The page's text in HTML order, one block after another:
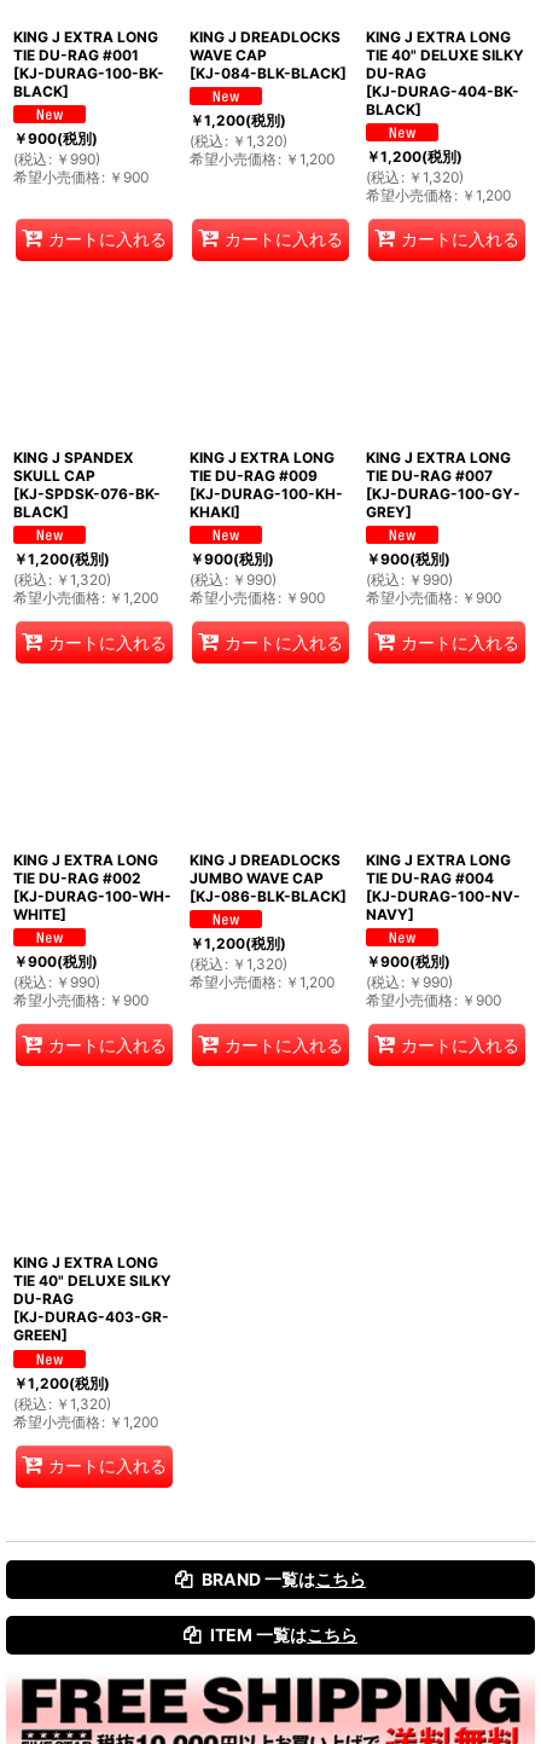
KING J EXTRA LONG
TIE DU-RAG #001
[KJ-DURAG-100-BK-
BLACK]
￥900(税別)
(税込 : ￥ 990)
希望小売価格: ￥ 900
カートに入れる
KING J DREADLOCKS
WAVE CAP
[KJ-084-BLK-BLACK]
￥1,200(税別)
(税込 : ￥ 1,320)
希望小売価格: ￥ 1,200
カートに入れる
KING J EXTRA LONG
TIE 40" DELUXE SILKY
DU-RAG
[KJ-DURAG-404-BK-
BLACK]
￥1,200(税別)
(税込 : ￥ 1,320)
希望小売価格: ￥ 1,200
カートに入れる
KING J SPANDEX
SKULL CAP
[KJ-SPDSK-076-BK-
BLACK]
￥1,200(税別)
(税込 : ￥ 1,320)
希望小売価格: ￥ 1,200
カートに入れる
KING J EXTRA LONG
TIE DU-RAG #009
[KJ-DURAG-100-KH-
KHAKI]
￥900(税別)
(税込 : ￥ 990)
希望小売価格: ￥ 900
カートに入れる
KING J EXTRA LONG
TIE DU-RAG #007
[KJ-DURAG-100-GY-
GREY]
￥900(税別)
(税込 : ￥ 990)
希望小売価格: ￥ 900
カートに入れる
KING J EXTRA LONG
TIE DU-RAG #002
[KJ-DURAG-100-WH-
WHITE]
￥900(税別)
(税込 : ￥ 990)
希望小売価格: ￥ 900
カートに入れる
KING J DREADLOCKS
JUMBO WAVE CAP
[KJ-086-BLK-BLACK]
￥1,200(税別)
(税込 : ￥ 1,320)
希望小売価格: ￥ 1,200
カートに入れる
KING J EXTRA LONG
TIE DU-RAG #004
[KJ-DURAG-100-NV-
NAVY]
￥900(税別)
(税込 : ￥ 990)
希望小売価格: ￥ 900
カートに入れる
KING J EXTRA LONG
TIE 40" DELUXE SILKY
DU-RAG
[KJ-DURAG-403-GR-
GREEN]
￥1,200(税別)
(税込 : ￥ 1,320)
希望小売価格: ￥ 1,200
カートに入れる
BRAND 一覧はこちら
ITEM 一覧はこちら